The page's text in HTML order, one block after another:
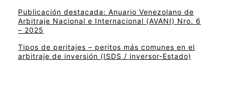
Publicación destacada: Anuario Venezolano de
Arbitraje Nacional e Internacional (AVANI) Nro. 6
– 2025
Tipos de peritajes – peritos más comunes en el
arbitraje de inversión (ISDS / inversor-Estado)